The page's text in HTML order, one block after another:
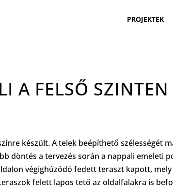
PROJEKTEK
A FELSŐ SZINTEN
készült. A telek beépíthető szélességét
döntés a tervezés során a nappali emeleti
végighúzódó fedett teraszt kapott,
felett lapos tető az oldalfalakra is